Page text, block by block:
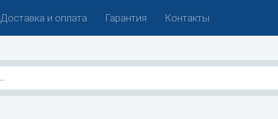
Доставка и оплата Гарантия Контакты